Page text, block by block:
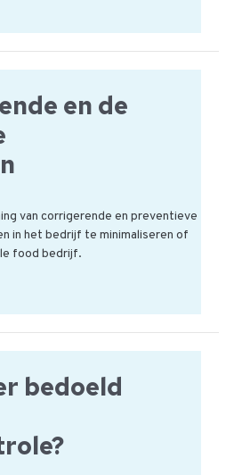
en de
van corrigerende en preventieve
in het bedrijf te minimaliseren of
food bedrijf.
bedoeld